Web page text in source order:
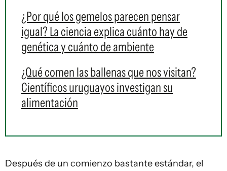
¿Por qué los gemelos parecen pensar
igual? La ciencia explica cuánto hay de
genética y cuánto de ambiente
¿Qué comen las ballenas que nos visitan?
Científicos uruguayos investigan su
alimentación
Después de un comienzo bastante estándar, el